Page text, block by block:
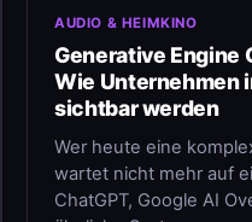
AUDIO & HEIMKINO
Generative Engine
Wie Unternehmen
sichtbar werden
Wer heute eine
wartet nicht mehr auf
ChatGPT, Google AI